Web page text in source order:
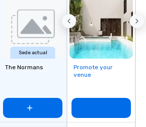
professionals for our
flexibility, and reliable
Sede actual
The Normans
Promote your
venue